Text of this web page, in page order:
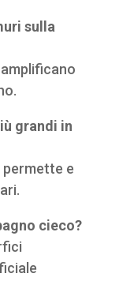
sulla
grandi in
permette e
cieco?